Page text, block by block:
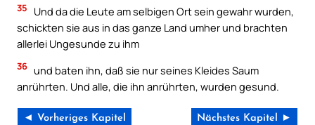
35
Und da die Leute am selbigen Ort sein gewahr wurden,
schickten sie aus in das ganze Land umher und brachten
allerlei Ungesunde zu ihm
36 und baten ihn, daß sie nur seines Kleides Saum
anrührten. Und alle, die ihn anrührten, wurden gesund.
◄ Vorheriges Kapitel Nächstes Kapitel ►